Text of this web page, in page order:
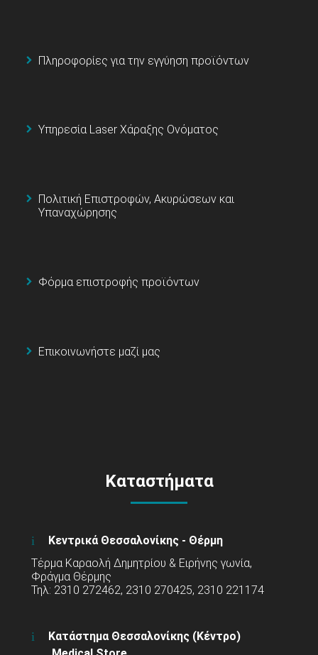
Πληροφορίες για την εγγύηση προϊόντων
Υπηρεσία Laser Χάραξης Ονόματος
Πολιτική Επιστροφών, Ακυρώσεων και
Υπαναχώρησης
Φόρμα επιστροφής προϊόντων
Επικοινωνήστε μαζί μας
Καταστήματα
Κεντρικά Θεσσαλονίκης - Θέρμη
Τέρμα Καραολή Δημητρίου & Ειρήνης γωνία,
Φράγμα Θέρμης
Τηλ: 2310 272462, 2310 270425, 2310 221174
Κατάστημα Θεσσαλονίκης (Κέντρο)